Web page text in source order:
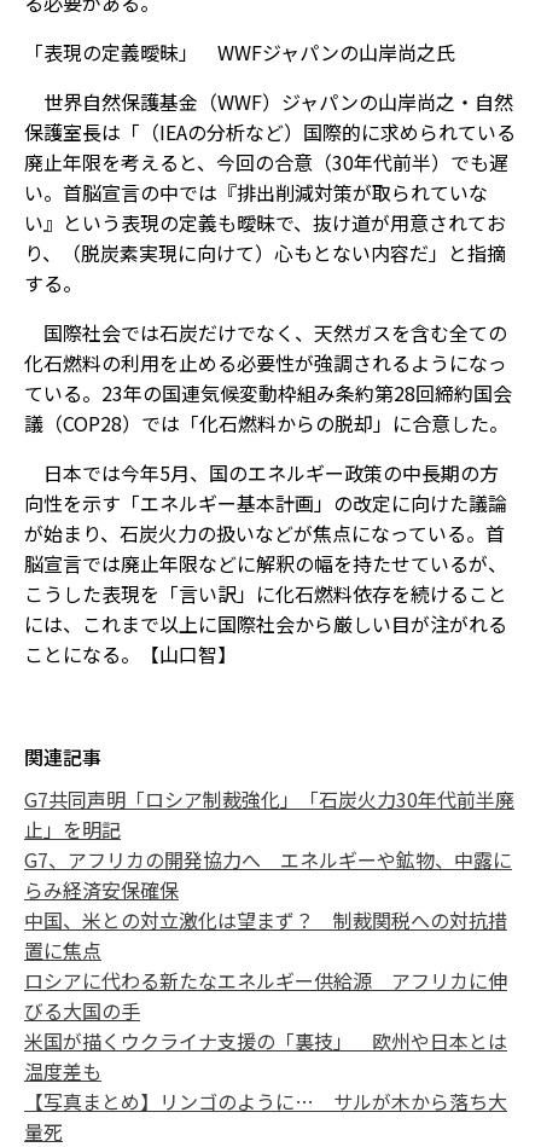
「表現の定義曖昧」 WWFジャパンの山岸尚之氏
世界自然保護基金（WWF）ジャパンの山岸尚之・自然
保護室長は「（IEAの分析など）国際的に求められている
廃止年限を考えると、今回の合意（30年代前半）でも遅
い。首脳宣言の中では『排出削減対策が取られていな
い』という表現の定義も曖昧で、抜け道が用意されてお
り、（脱炭素実現に向けて）心もとない内容だ」と指摘
する。
国際社会では石炭だけでなく、天然ガスを含む全ての
化石燃料の利用を止める必要性が強調されるようになっ
ている。23年の国連気候変動枠組み条約第28回締約国会
議（COP28）では「化石燃料からの脱却」に合意した。
日本では今年5月、国のエネルギー政策の中長期の方
向性を示す「エネルギー基本計画」の改定に向けた議論
が始まり、石炭火力の扱いなどが焦点になっている。首
脳宣言では廃止年限などに解釈の幅を持たせているが、
こうした表現を「言い訳」に化石燃料依存を続けること
には、これまで以上に国際社会から厳しい目が注がれる
ことになる。【山口智】
関連記事
G7共同声明「ロシア制裁強化」「石炭火力30年代前半廃
止」を明記
G7、アフリカの開発協力へ エネルギーや鉱物、中露に
らみ経済安保確保
中国、米との対立激化は望まず？ 制裁関税への対抗措
置に焦点
ロシアに代わる新たなエネルギー供給源 アフリカに伸
びる大国の手
米国が描くウクライナ支援の「裏技」 欧州や日本とは
温度差も
【写真まとめ】リンゴのように… サルが木から落ち大
量死